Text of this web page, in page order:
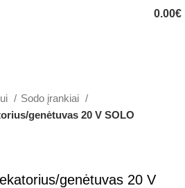
0.00€
Sodo įrankiai
genėtuvas 20 V SOLO
genėtuvas 20 V